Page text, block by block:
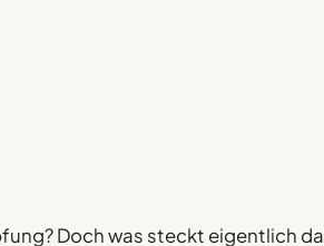
Doch was steckt eigentlich